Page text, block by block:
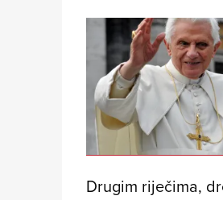
Drugim riječima,